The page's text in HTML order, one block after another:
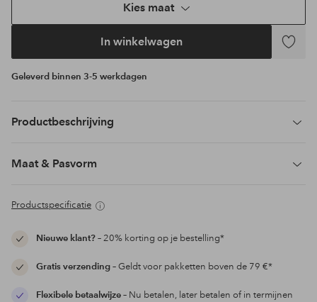
Kies maat
In winkelwagen
Geleverd binnen 3-5 werkdagen
Productbeschrijving
Maat & Pasvorm
Productspecificatie
Nieuwe klant?– 20% korting op je bestelling*
Gratis verzending– Geldt voor pakketten boven de 79 €*
Flexibele betaalwijze– Nu betalen, later betalen of in termijnen